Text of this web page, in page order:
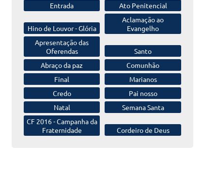
Entrada Ato Penitencial
Hino de Louvor -Glória
Aclamaçãoao
Evangelho
Apresentação das
Oferendas
Santo
Abraço da paz
Comunhão
Final
Marianos
Credo
Pai nosso
Natal
Semana Santa
CF 2016 -Campanha da
Fraternidade
Cordeiro de Deus